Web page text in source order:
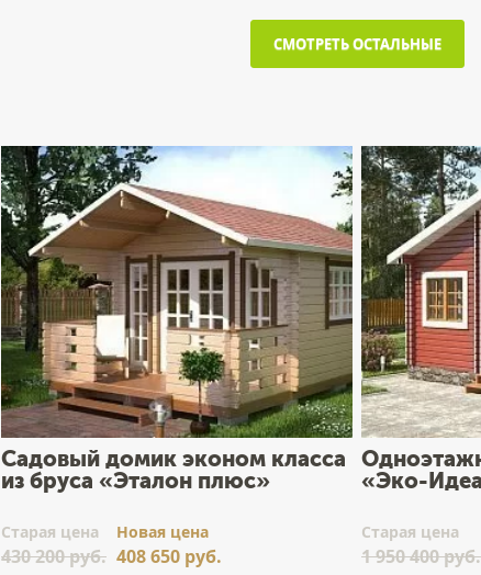
СМОТРЕТЬ ОСТАЛЬНЫЕ
Садовый домик эконом класса
из бруса «Эталон плюс»
Cтарая цена
430 200 руб.
Новая цена
408 650 руб.
«Эко-
Cтарая цена
1 950 400 руб.